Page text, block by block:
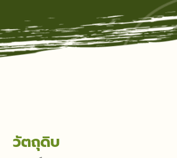
วัตถุดิบ